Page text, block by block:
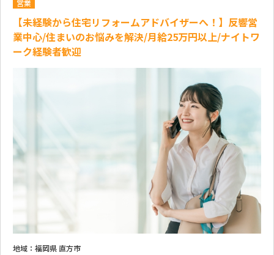
営業
【未経験から住宅リフォームアドバイザーへ！】反響営
業中心/住まいのお悩みを解決/月給25万円以上/ナイトワ
ーク経験者歓迎
地域： 福岡県 直方市